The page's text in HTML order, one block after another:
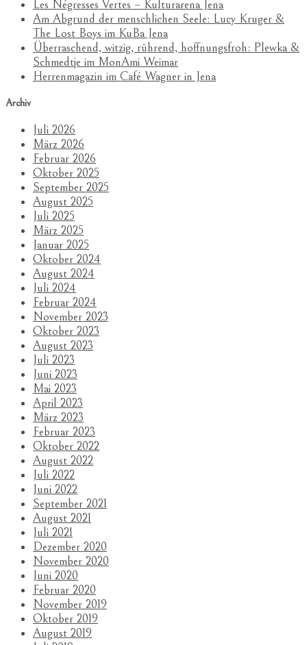
Les Négresses Vertes – Kulturarena Jena
Am Abgrund der menschlichen Seele: Lucy Kruger &
The Lost Boys im KuBa Jena
Überraschend, witzig, rührend, hoffnungsfroh: Plewka &
Schmedtje im MonAmi Weimar
Herrenmagazin im Café Wagner in Jena
Archiv
Juli 2026
März 2026
Februar 2026
Oktober 2025
September 2025
August 2025
Juli 2025
März 2025
Januar 2025
Oktober 2024
August 2024
Juli 2024
Februar 2024
November 2023
Oktober 2023
August 2023
Juli 2023
Juni 2023
Mai 2023
April 2023
März 2023
Februar 2023
Oktober 2022
August 2022
Juli 2022
Juni 2022
September 2021
August 2021
Juli 2021
Dezember 2020
November 2020
Juni 2020
Februar 2020
November 2019
Oktober 2019
August 2019